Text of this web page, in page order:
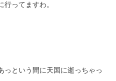
ってますわ。
っという間に天国に逝っちゃっ